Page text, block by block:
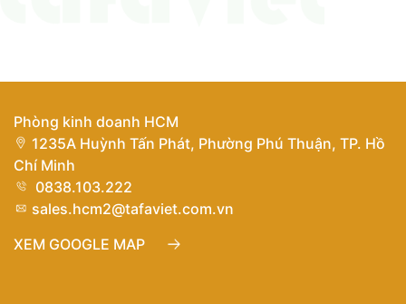
Phòng kinh doanh HCM
1235A Huỳnh Tấn Phát, Phường Phú Thuận, TP. Hồ
Chí Minh
0838.103.222
sales.hcm2@tafaviet.com.vn
XEM GOOGLE MAP